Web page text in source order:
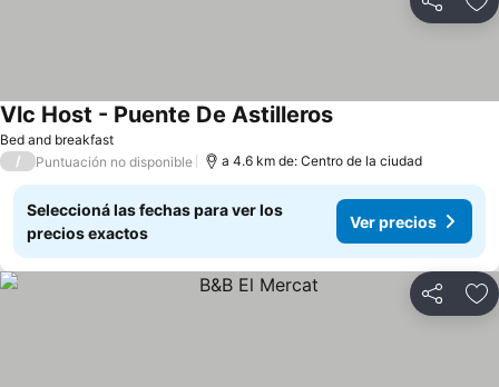
Compartir
Bed and breakfast
Vlc Host - Puente De AstillerosVer precios
/ Puntuación no disponible a 4.6 km de: Centro de la ciudad
Seleccioná las fechas para ver los
precios exactos
Ver precios
Compartir